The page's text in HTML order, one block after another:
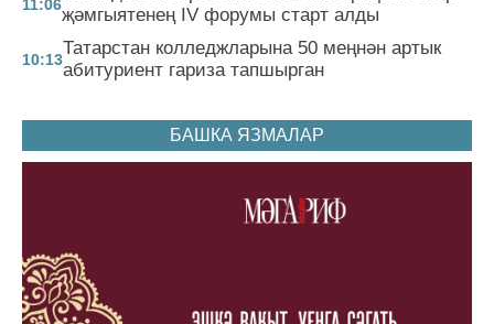
11:06җәмгыятенең IV форумы старт алды
10:13
Татарстан колледжларына 50 меңнән артык
абитуриент гариза тапшырган
БАШКА ЯЗМАЛАР